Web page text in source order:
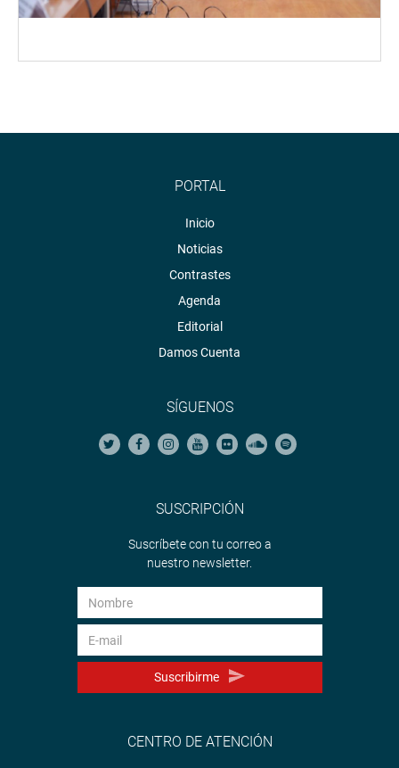
PORTAL
Inicio
Noticias
Contrastes
Agenda
Editorial
Damos Cuenta
SÍGUENOS
SUSCRIPCIÓN
Suscríbete con tu correo a
nuestro newsletter.
Suscribirme
CENTRO DE ATENCIÓN